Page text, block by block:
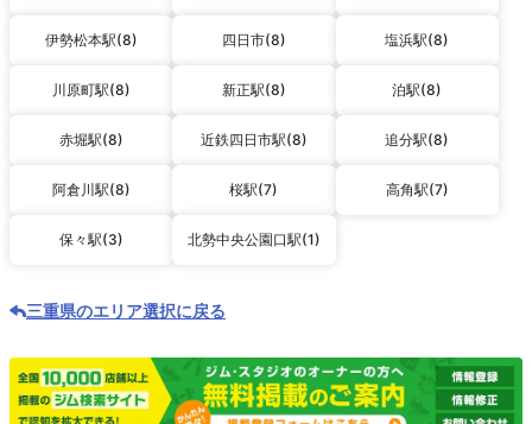
伊勢松本駅(8) 四日市(8) 塩浜駅(8)
川原町駅(8) 新正駅(8) 泊駅(8)
赤堀駅(8) 近鉄四日市駅(8) 追分駅(8)
阿倉川駅(8) 桜駅(7) 高角駅(7)
保々駅(3) 北勢中央公園口駅(1)
三重県のエリア選択に戻る